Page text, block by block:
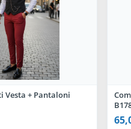
Vesta + Pantaloni